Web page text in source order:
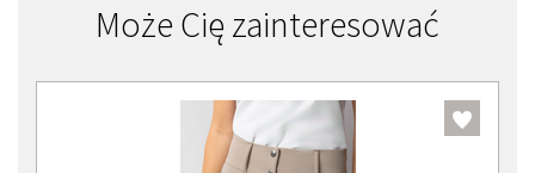
Może Cię zainteresować